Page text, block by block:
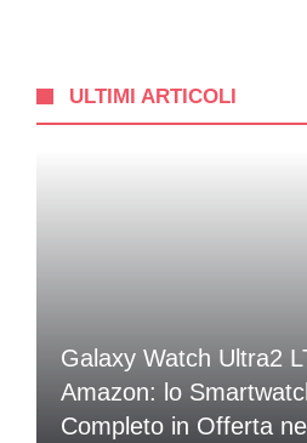
ULTIMI ARTICOLI
Galaxy Watch Ultra2
Amazon: lo
Completo in Offerta